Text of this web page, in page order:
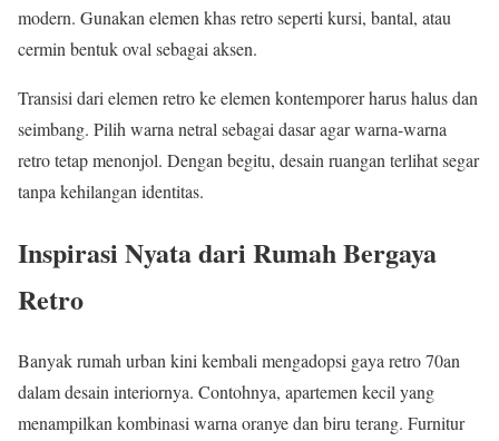
modern. Gunakan elemen khas retro seperti kursi, bantal, atau
cermin bentuk oval sebagai aksen.
Transisi dari elemen retro ke elemen kontemporer harus halus dan
seimbang. Pilih warna netral sebagai dasar agar warna-warna
retro tetap menonjol. Dengan begitu, desain ruangan terlihat segar
tanpa kehilangan identitas.
Inspirasi Nyata dari Rumah Bergaya
Retro
Banyak rumah urban kini kembali mengadopsi gaya retro 70an
dalam desain interiornya. Contohnya, apartemen kecil yang
menampilkan kombinasi warna oranye dan biru terang. Furnitur